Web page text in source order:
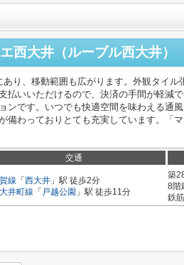
西大井（ルーブル西大井）
り、移動範囲も広がります。外観タイル
払いいただけるので、決済の手間が軽減
ンです。いつでも快適空間を味わえる通
備わっておりとても充実しています。「
交通
線 「 西大井 」駅 徒歩2分
井町線 「 戸越公園 」駅 徒歩11分
築
8階
鉄